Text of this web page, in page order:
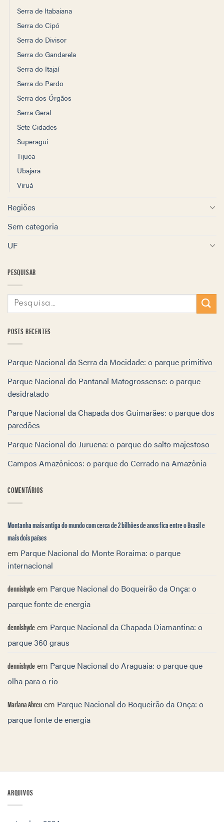
Serra de Itabaiana
Serra do Cipó
Serra do Divisor
Serra do Gandarela
Serra do Itajaí
Serra do Pardo
Serra dos Órgãos
Serra Geral
Sete Cidades
Superagui
Tijuca
Ubajara
Viruá
Regiões
Sem categoria
UF
PESQUISAR
POSTS RECENTES
Parque Nacional da Serra da Mocidade: o parque primitivo
Parque Nacional do Pantanal Matogrossense: o parque
desidratado
Parque Nacional da Chapada dos Guimarães: o parque dos
paredões
Parque Nacional do Juruena: o parque do salto majestoso
Campos Amazônicos: o parque do Cerrado na Amazônia
COMENTÁRIOS
Montanha mais antiga do mundo com cerca de 2 bilhões de anos fica entre o Brasil e
mais dois países
em Parque Nacional do Monte Roraima: o parque
internacional
dennishydeem Parque Nacional do Boqueirão da Onça: o
parque fonte de energia
dennishydeem Parque Nacional da Chapada Diamantina: o
parque 360 graus
dennishydeem Parque Nacional do Araguaia: o parque que
olha para o rio
Mariana Abreuem Parque Nacional do Boqueirão da Onça: o
parque fonte de energia
ARQUIVOS